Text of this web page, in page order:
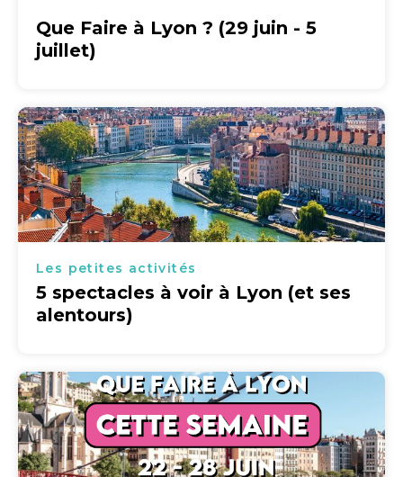
Que Faire à Lyon ? (29 juin - 5
juillet)
Les petites activités
5 spectacles à voir à Lyon (et ses
alentours)